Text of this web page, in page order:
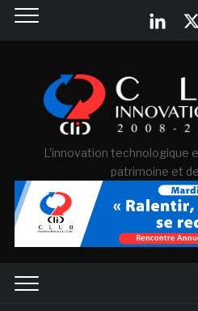
L'innovation technologique
patrimoine et